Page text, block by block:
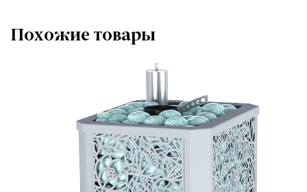
Похожие товары